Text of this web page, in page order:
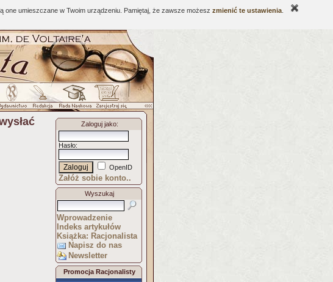
umieszczane w Twoim urządzeniu. Pamiętaj, że zawsze możesz zmienić te ustawienia
Zaloguj jako:
Hasło:
OpenID
Załóż sobie konto..
Wyszukaj
Wprowadzenie
Indeks artykułów
Książka: Racjonalista
Napisz do nas
Newsletter
Promocja Racjonalisty